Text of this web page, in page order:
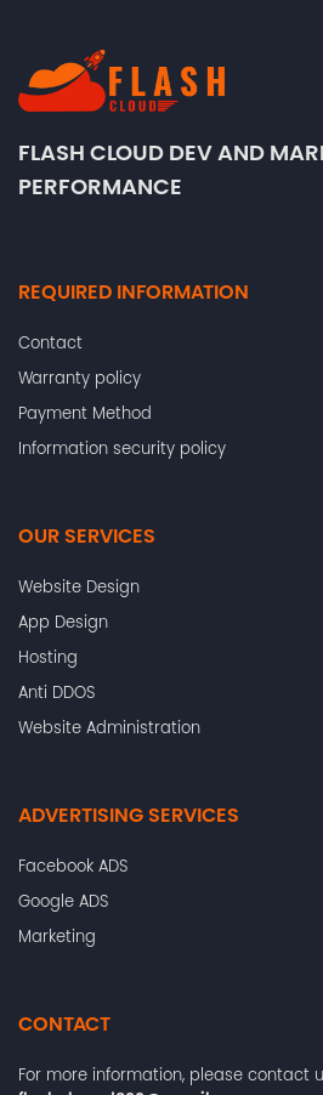
FLASH CLOUD DEV AND
PERFORMANCE
REQUIRED INFORMATION
Contact
Warranty policy
Payment Method
Information security policy
OUR SERVICES
Website Design
App Design
Hosting
Anti DDOS
Website Administration
ADVERTISING SERVICES
Facebook ADS
Google ADS
Marketing
CONTACT
For more information, please contact